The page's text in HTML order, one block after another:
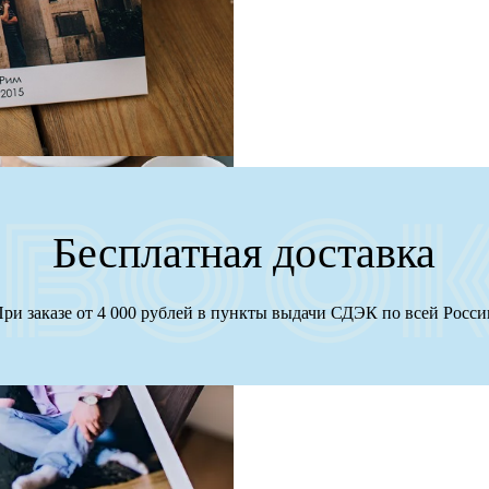
Бесплатная доставка
заказе от 4 000 рублей в пункты выдачи СДЭК по всей